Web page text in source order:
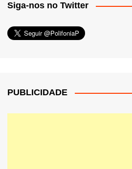
Siga-nos no Twitter
PUBLICIDADE